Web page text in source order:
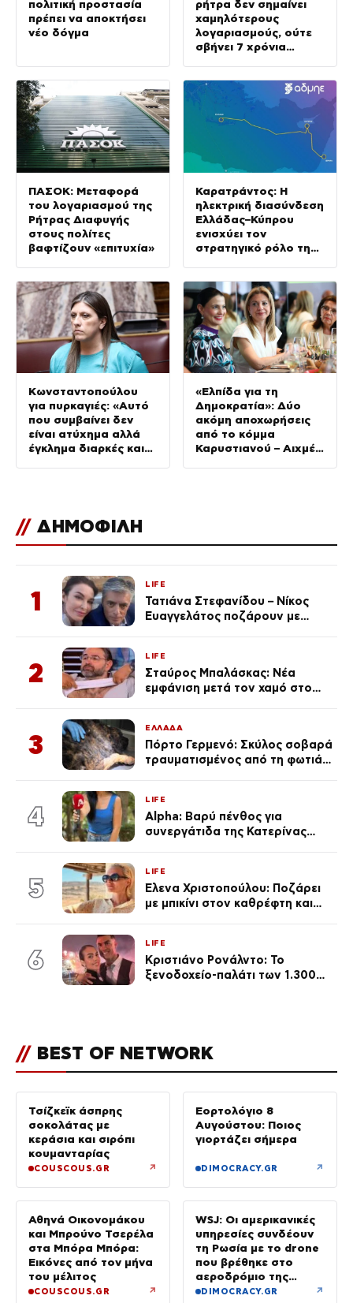
πολιτική προστασία
πρέπει να αποκτήσει
νέο δόγμα
ρήτρα δεν σημαίνει
χαμηλότερους
λογαριασμούς, ούτε
σβήνει 7 χρόνια
ΠΑΣΟΚ: Μεταφορά
του λογαριασμού της
Ρήτρας Διαφυγής
στους πολίτες
βαφτίζουν «επιτυχία»
Καρατράντος: Η
ηλεκτρική διασύνδεση
Ελλάδας–Κύπρου
ενισχύει τον
στρατηγικό ρόλο της
Κωνσταντοπούλου
για πυρκαγιές: «Αυτό
που συμβαίνει δεν
είναι ατύχημα αλλά
έγκλημα διαρκές και
«Ελπίδα για τη
Δημοκρατία»: Δύο
ακόμη αποχωρήσεις
από το κόμμα
Καρυστιανού – Αιχμές
// ΔΗΜΟΦΙΛΗ
1
LIFE
Τατιάνα Στεφανίδου – Νίκος
Ευαγγελάτος ποζάρουν με
2
LIFE
Σταύρος Μπαλάσκας: Νέα
εμφάνιση μετά τον χαμό στο
3
ΕΛΛΑΔΑ
Πόρτο Γερμενό: Σκύλος σοβαρά
τραυματισμένος από τη φωτιά
4
LIFE
Alpha: Βαρύ πένθος για
συνεργάτιδα της Κατερίνας
του Θεού»
5
LIFE
Έλενα Χριστοπούλου: Ποζάρει
με μπικίνι στον καθρέφτη και
καθεμία…» (Βίντεο)
6
LIFE
Κριστιάνο Ρονάλντο: Το
ξενοδοχείο-παλάτι των 1.300
// BEST OF NETWORK
Τσίζκεϊκ άσπρης
σοκολάτας με
κεράσια και σιρόπι
κουμανταρίας
COUSCOUS.GR ↗
Εορτολόγιο 8
Αυγούστου: Ποιος
γιορτάζει σήμερα
DIMOCRACY.GR ↗
Αθηνά Οικονομάκου
και Μπρούνο Τσερέλα
στα Μπόρα Μπόρα:
Εικόνες από τον μήνα
του μέλιτος
COUSCOUS.GR ↗
WSJ: Οι αμερικανικές
υπηρεσίες συνδέουν
τη Ρωσία με το drone
που βρέθηκε στο
αεροδρόμιο της
Λειψίας
DIMOCRACY.GR ↗